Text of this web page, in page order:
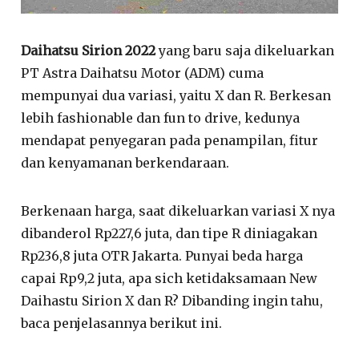
Daihatsu Sirion 2022yang baru saja dikeluarkan
PT Astra Daihatsu Motor (ADM) cuma
mempunyai dua variasi, yaitu X dan R. Berkesan
lebih fashionable dan fun to drive, kedunya
mendapat penyegaran pada penampilan, fitur
dan kenyamanan berkendaraan.
Berkenaan harga, saat dikeluarkan variasi X nya
dibanderol Rp227,6 juta, dan tipe R diniagakan
Rp236,8 juta OTR Jakarta. Punyai beda harga
capai Rp9,2 juta, apa sich ketidaksamaan New
Daihastu Sirion X dan R? Dibanding ingin tahu,
baca penjelasannya berikut ini.